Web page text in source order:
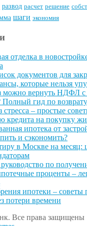
развод расчет решение
шаги экономия
отделка в
документов для
которые нельзя
можно вернуть НДФЛ
Полный гид по возврату
стресса – простые
кредита на покупку
ипотека от
и сэкономить?
в Москве на месяц:
по
проценты –
ипотеки – советы
потери времени
Все права защищены